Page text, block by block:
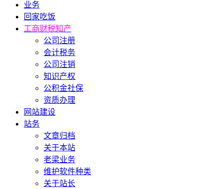
业务
回家吃饭
工商财税知产
公司注册
会计税务
公司注销
知识产权
公积金社保
资质办理
网站建设
站务
文章归档
关于本站
老梁业务
维护软件种类
关于站长